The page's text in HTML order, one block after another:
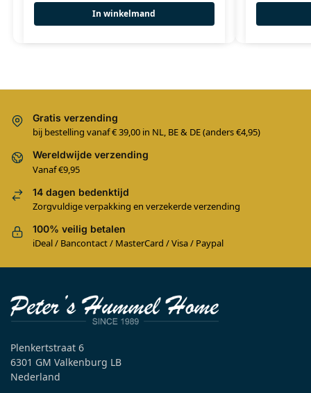
In winkelmand
Gratis verzending
bij bestelling vanaf € 39,00 in NL, BE & DE (anders €4,95)
Wereldwijde verzending
Vanaf €9,95
14 dagen bedenktijd
Zorgvuldige verpakking en verzekerde verzending
100% veilig betalen
iDeal / Bancontact / MasterCard / Visa / Paypal
Plenkertstraat 6
6301 GM Valkenburg LB
Nederland